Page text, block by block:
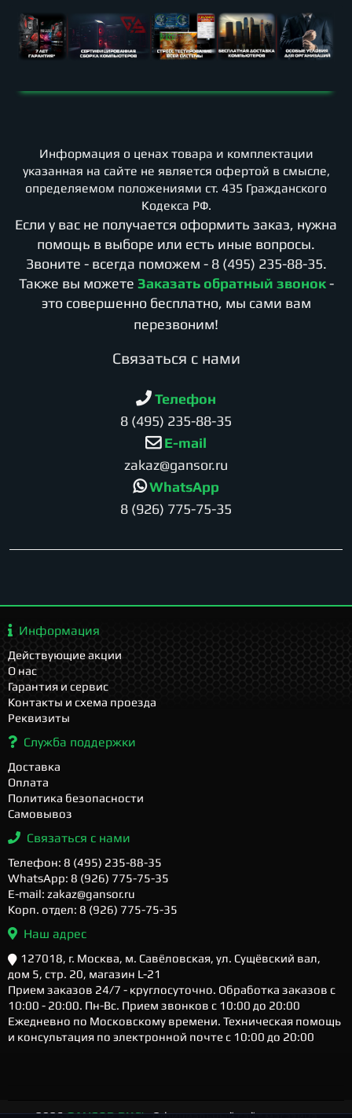
Информация о ценах товара и комплектации
указанная на сайте не является офертой в смысле,
определяемом положениями ст. 435 Гражданского
Кодекса РФ.
Если у вас не получается оформить заказ, нужна
помощь в выборе или есть иные вопросы.
Звоните - всегда поможем - 8 (495) 235-88-35.
Также вы можете Заказать обратный звонок -
это совершенно бесплатно, мы сами вам
перезвоним!
Cвязаться с нами
Телефон
8 (495) 235-88-35
E-mail
zakaz@gansor.ru
WhatsApp
8 (926) 775-75-35
Информация
Действующие акции
О нас
Гарантия и сервис
Контакты и схема проезда
Реквизиты
Служба поддержки
Доставка
Оплата
Политика безопасности
Самовывоз
Связаться с нами
Телефон: 8 (495) 235-88-35
WhatsApp: 8 (926) 775-75-35
E-mail: zakaz@gansor.ru
Корп. отдел: 8 (926) 775-75-35
Наш адрес
127018, г. Москва, м. Савёловская, ул. Сущёвский вал,
дом 5, стр. 20, магазин L-21
Прием заказов 24/7 - круглосуточно. Обработка заказов с
10:00 - 20:00. Пн-Вс. Прием звонков с 10:00 до 20:00
Ежедневно по Московскому времени. Техническая помощь
и консультация по электронной почте с 10:00 до 20:00